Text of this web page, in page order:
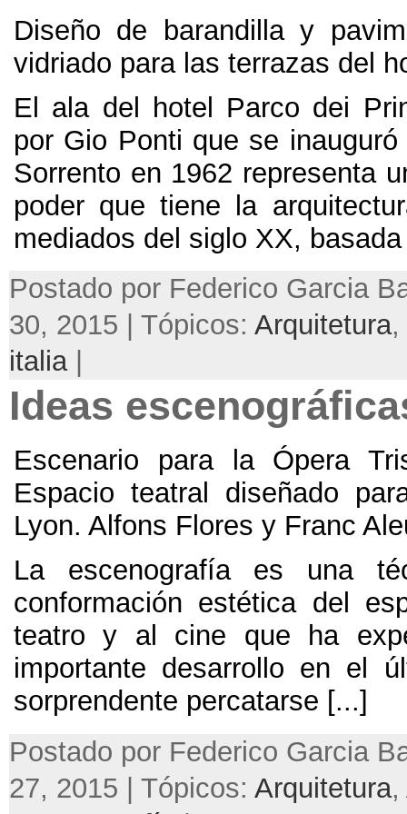
Diseño de barandilla y
vidriado para las terrazas del
El ala del hotel Parco dei
por Gio Ponti que se
Sorrento en 1962 representa
poder que tiene la
mediados del siglo XX,
Postado por Federico Garcia
30, 2015 | Tópicos: Arquitetura,
italia|
Ideas
Escenario para la Ópera
Espacio teatral diseñado
Lyon. Alfons Flores y Franc
La escenografía es una
conformación estética del
teatro y al cine que ha
importante desarrollo en el
sorprendente percatarse [...]
Postado por Federico Garcia
27, 2015 | Tópicos: Arquitetura,